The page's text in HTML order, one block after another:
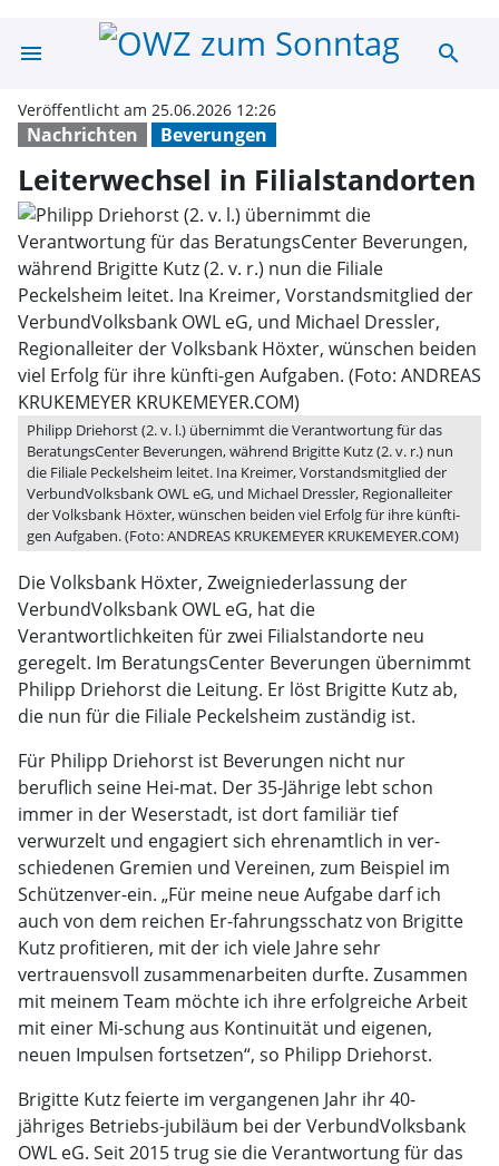
menu Leiterwechsel
search
Nachrichten Beverungen
Veröffentlicht am 25.06.2026 12:26
Leiterwechsel in Filialstandorten
Philipp Driehorst (2. v. l.) übernimmt die Verantwortung für das
BeratungsCenter Beverungen, während Brigitte Kutz (2. v. r.) nun
die Filiale Peckelsheim leitet. Ina Kreimer, Vorstandsmitglied der
VerbundVolksbank OWL eG, und Michael Dressler, Regionalleiter
der Volksbank Höxter, wünschen beiden viel Erfolg für ihre künfti-
gen Aufgaben. (Foto: ANDREAS KRUKEMEYER KRUKEMEYER.COM)
Die Volksbank Höxter, Zweigniederlassung der
VerbundVolksbank OWL eG, hat die
Verantwortlichkeiten für zwei Filialstandorte neu
geregelt. Im BeratungsCenter Beverungen übernimmt
Philipp Driehorst die Leitung. Er löst Brigitte Kutz ab,
die nun für die Filiale Peckelsheim zuständig ist.
Für Philipp Driehorst ist Beverungen nicht nur
beruflich seine Hei-mat. Der 35-Jährige lebt schon
immer in der Weserstadt, ist dort familiär tief
verwurzelt und engagiert sich ehrenamtlich in ver-
schiedenen Gremien und Vereinen, zum Beispiel im
Schützenver-ein. „Für meine neue Aufgabe darf ich
auch von dem reichen Er-fahrungsschatz von Brigitte
Kutz profitieren, mit der ich viele Jahre sehr
vertrauensvoll zusammenarbeiten durfte. Zusammen
mit meinem Team möchte ich ihre erfolgreiche Arbeit
mit einer Mi-schung aus Kontinuität und eigenen,
neuen Impulsen fortsetzen“, so Philipp Driehorst.
Brigitte Kutz feierte im vergangenen Jahr ihr 40-
jähriges Betriebs-jubiläum bei der VerbundVolksbank
OWL eG. Seit 2015 trug sie die Verantwortung für das